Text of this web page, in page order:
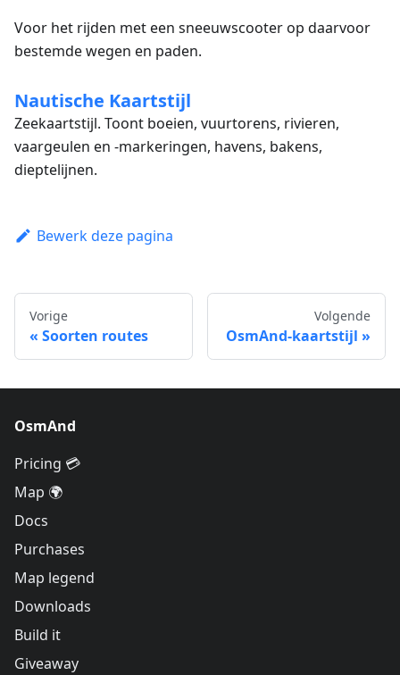
Voor het rijden met een sneeuwscooter op daarvoor
bestemde wegen en paden.
Nautische Kaartstijl
Zeekaartstijl. Toont boeien, vuurtorens, rivieren,
vaargeulen en -markeringen, havens, bakens,
dieptelijnen.
Bewerk deze pagina
Vorige
Soorten routes
Volgende
OsmAnd-kaartstijl
OsmAnd
Pricing 💳
Map 🌍
Docs
Purchases
Map legend
Downloads
Build it
Giveaway